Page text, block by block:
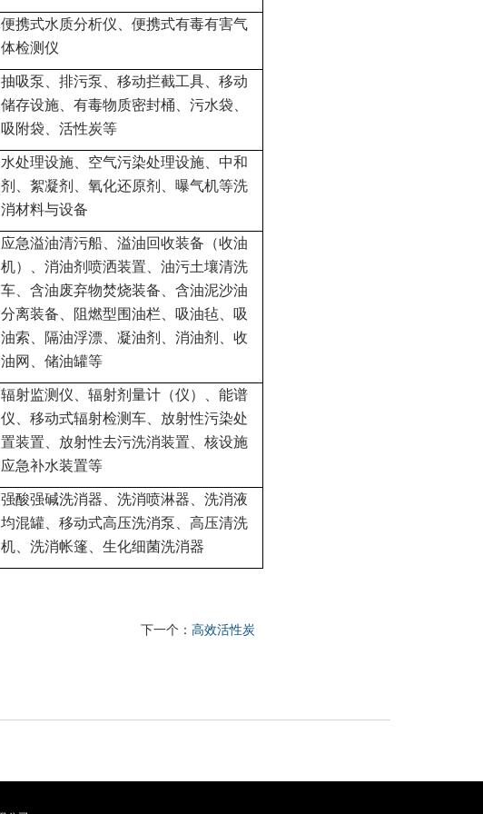
便携式水质分析仪、便携式有毒有害气
体检测仪
抽吸泵、排污泵、移动拦截工具、移动
储存设施、有毒物质密封桶、污水袋、
吸附袋、活性炭等
水处理设施、空气污染处理设施、中和
剂、絮凝剂、氧化还原剂、曝气机等洗
消材料与设备
应急溢油清污船、溢油回收装备（收油
机）、消油剂喷洒装置、油污土壤清洗
车、含油废弃物焚烧装备、含油泥沙油
分离装备、阻燃型围油栏、吸油毡、吸
油索、隔油浮漂、凝油剂、消油剂、收
油网、储油罐等
辐射监测仪、辐射剂量计（仪）、能谱
仪、移动式辐射检测车、放射性污染处
置装置、放射性去污洗消装置、核设施
应急补水装置等
强酸强碱洗消器、洗消喷淋器、洗消液
均混罐、移动式高压洗消泵、高压清洗
机、洗消帐篷、生化细菌洗消器
下一个：高效活性炭